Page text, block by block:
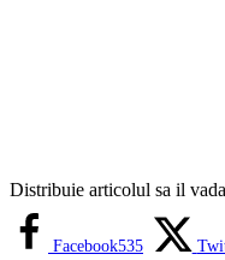
Distribuie articolul sa il
Facebook535